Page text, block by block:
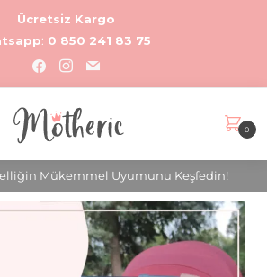
Ücretsiz Kargo
: 0 850 241 83 75
0
Mükemmel Uyumunu Keşfedin!